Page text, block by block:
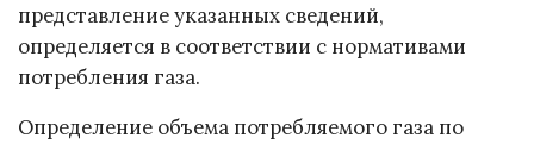
представление указанных сведений,
определяется в соответствии с нормативами
потребления газа.
Определение объема потребляемого газа по